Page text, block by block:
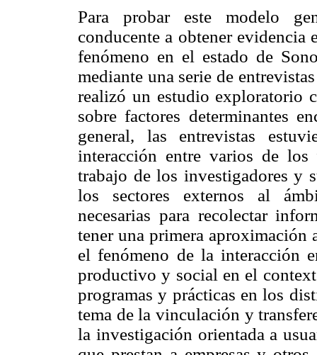
Para probar este modelo
conducente a obtener evidencia
fenómeno en el estado de
mediante una serie de
realizó un estudio exploratorio
sobre factores determinantes
general, las entrevistas
interacción entre varios de los
trabajo de los investigadores y
los sectores externos al
necesarias para recolectar
tener una primera aproximación
el fenómeno de la interacción
productivo y social en el
programas y prácticas en los
tema de la vinculación y
la investigación orientada a